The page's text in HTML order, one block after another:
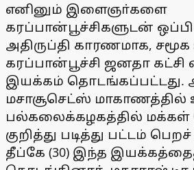
எனினும் இளைஞா்களை
கரப்பான்பூச்சிகளுடன்
அதிருப்தி காரணமாக,
கரப்பான்பூச்சி ஜனதா
இயக்கம் தொடங்கப்பட்டது.
மசாசூசெட்ஸ்
பல்கலைக்கழகத்தில் மக்கள்
குறித்து படித்து பட்டம்
தீப்கே (30) இந்த